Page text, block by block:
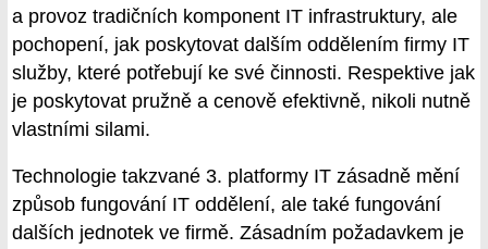
a provoz tradičních komponent IT infrastruktury, ale
pochopení, jak poskytovat dalším oddělením firmy IT
služby, které potřebují ke své činnosti. Respektive jak
je poskytovat pružně a cenově efektivně, nikoli nutně
vlastními silami.
Technologie takzvané 3. platformy IT zásadně mění
způsob fungování IT oddělení, ale také fungování
dalších jednotek ve firmě. Zásadním požadavkem je